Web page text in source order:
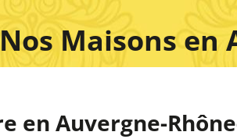
Nos Maisons en
en Auvergne-